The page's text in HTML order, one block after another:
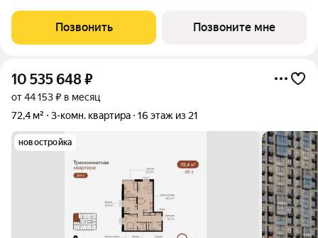
«Кислорода» сдается в III квартале 2026 года. Масштаб
проекта можно оценить уже сейчас в отделе продаж,
Позвонить Позвоните мне
10 535 648₽
от 44 153 ₽ в месяц
72,4 м²
3-комн. квартира 16 этаж из 21
новостройка